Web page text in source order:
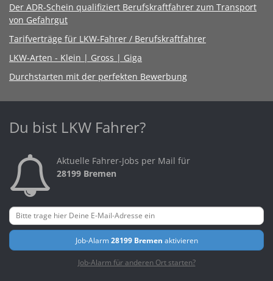
Der ADR-Schein qualifiziert Berufskraftfahrer zum Transport
von Gefahrgut
Tarifverträge für LKW-Fahrer / Berufskraftfahrer
LKW-Arten - Klein | Gross | Giga
Durchstarten mit der perfekten Bewerbung
Du bist LKW Fahrer?
Aktuelle Fahrer-Jobs per Mail für
28199 Bremen
Job-Alarm28199 Bremen aktivieren
Job-Alarm für anderen Ort starten?